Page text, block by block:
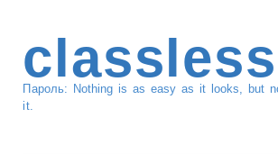
Пароль: Nothing is as easy as it looks, but
it.